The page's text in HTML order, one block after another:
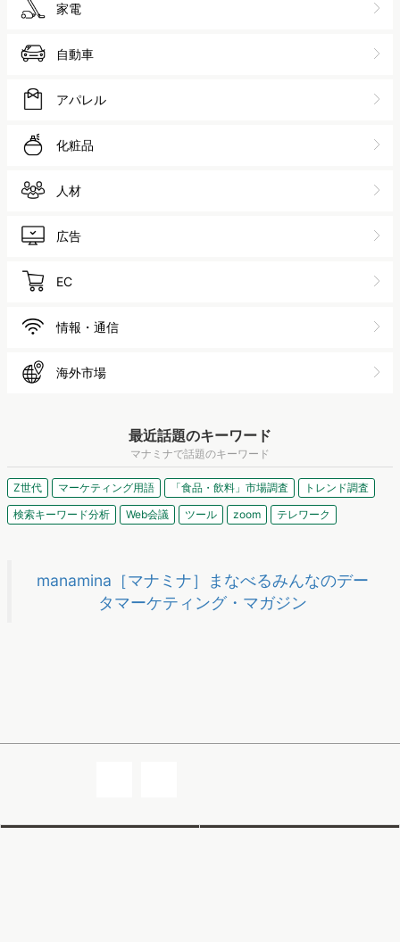
家電
自動車
アパレル
化粧品
人材
広告
EC
情報・通信
海外市場
最近話題のキーワード
マナミナで話題のキーワード
Z世代 マーケティング用語 「食品・飲料」市場調査
トレンド調査
検索キーワード分析
Web会議 ツール zoom テレワーク
manamina［マナミナ］まなべるみんなのデー
タマーケティング・マガジン